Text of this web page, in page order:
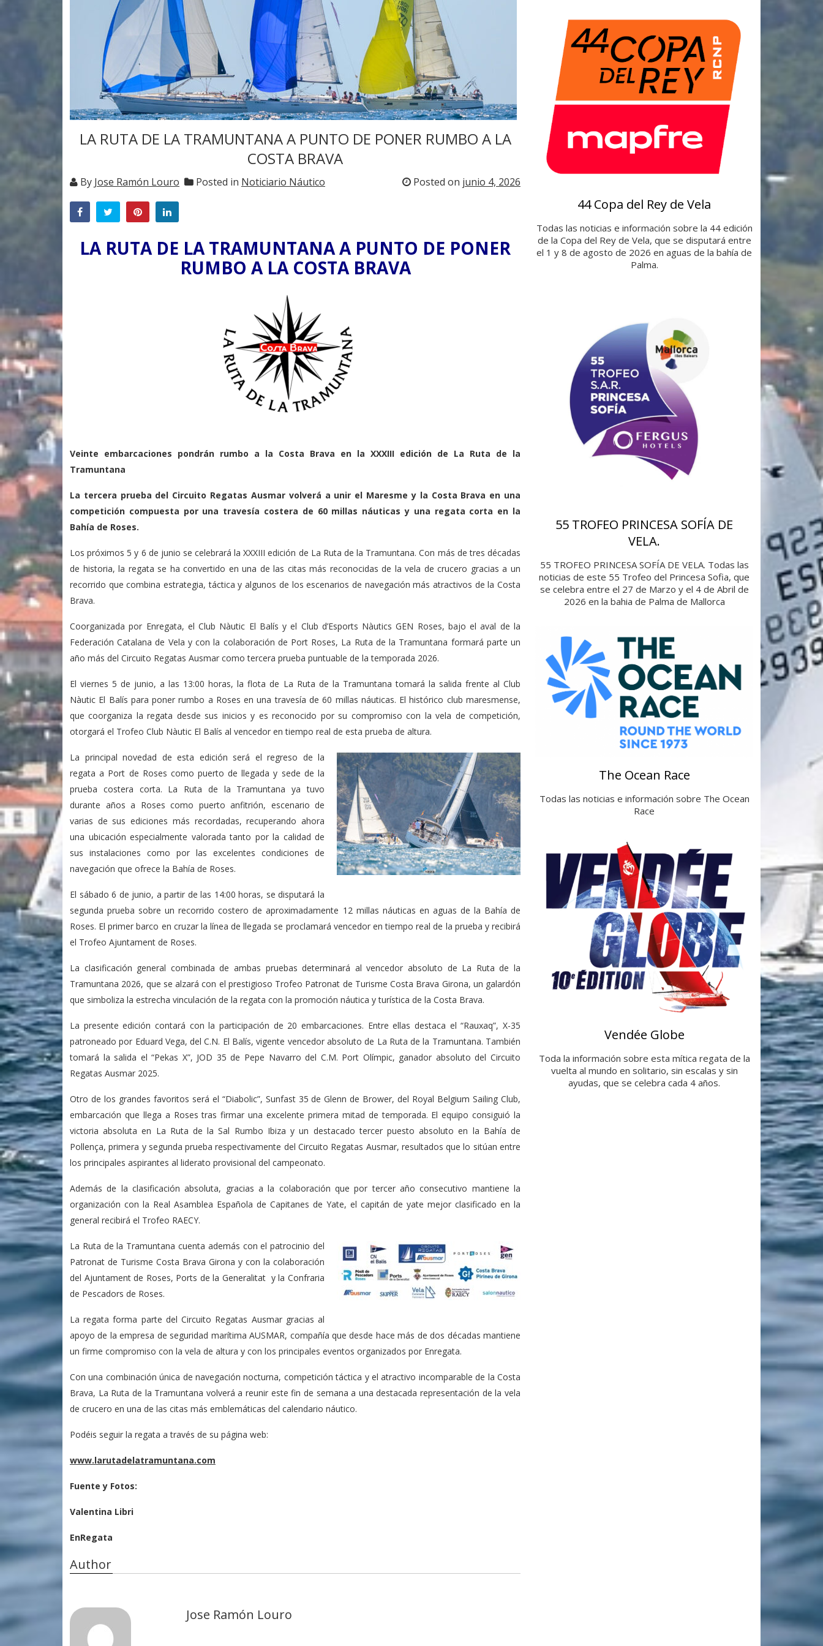
LA RUTA DE LA TRAMUNTANA A PUNTO DE PONER RUMBO A LA
COSTA BRAVA
By Jose Ramón Louro Posted in Noticiario Náutico Posted on junio 4, 2026
LA RUTA DE LA TRAMUNTANA A PUNTO DE PONER
RUMBO A LA COSTA BRAVA
Veinte embarcaciones pondrán rumbo a la Costa Brava en la XXXIII edición de La Ruta de la
Tramuntana
La tercera prueba del Circuito Regatas Ausmar volverá a unir el Maresme y la Costa Brava en una
competición compuesta por una travesía costera de 60 millas náuticas y una regata corta en la
Bahía de Roses.
Los próximos 5 y 6 de junio se celebrará la XXXIII edición de La Ruta de la Tramuntana. Con más de tres décadas
de historia, la regata se ha convertido en una de las citas más reconocidas de la vela de crucero gracias a un
recorrido que combina estrategia, táctica y algunos de los escenarios de navegación más atractivos de la Costa
Brava.
Coorganizada por Enregata, el Club Nàutic El Balís y el Club d’Esports Nàutics GEN Roses, bajo el aval de la
Federación Catalana de Vela y con la colaboración de Port Roses, La Ruta de la Tramuntana formará parte un
año más del Circuito Regatas Ausmar como tercera prueba puntuable de la temporada 2026.
El viernes 5 de junio, a las 13:00 horas, la flota de La Ruta de la Tramuntana tomará la salida frente al Club
Nàutic El Balís para poner rumbo a Roses en una travesía de 60 millas náuticas. El histórico club maresmense,
que coorganiza la regata desde sus inicios y es reconocido por su compromiso con la vela de competición,
otorgará el Trofeo Club Nàutic El Balís al vencedor en tiempo real de esta prueba de altura.
La principal novedad de esta edición será el regreso de la
regata a Port de Roses como puerto de llegada y sede de la
prueba costera corta. La Ruta de la Tramuntana ya tuvo
durante años a Roses como puerto anfitrión, escenario de
varias de sus ediciones más recordadas, recuperando ahora
una ubicación especialmente valorada tanto por la calidad de
sus instalaciones como por las excelentes condiciones de
navegación que ofrece la Bahía de Roses.
El sábado 6 de junio, a partir de las 14:00 horas, se disputará la
segunda prueba sobre un recorrido costero de aproximadamente 12 millas náuticas en aguas de la Bahía de
Roses. El primer barco en cruzar la línea de llegada se proclamará vencedor en tiempo real de la prueba y recibirá
el Trofeo Ajuntament de Roses.
La clasificación general combinada de ambas pruebas determinará al vencedor absoluto de La Ruta de la
Tramuntana 2026, que se alzará con el prestigioso Trofeo Patronat de Turisme Costa Brava Girona, un galardón
que simboliza la estrecha vinculación de la regata con la promoción náutica y turística de la Costa Brava.
La presente edición contará con la participación de 20 embarcaciones. Entre ellas destaca el “Rauxaq”, X-35
patroneado por Eduard Vega, del C.N. El Balís, vigente vencedor absoluto de La Ruta de la Tramuntana. También
tomará la salida el “Pekas X”, JOD 35 de Pepe Navarro del C.M. Port Olímpic, ganador absoluto del Circuito
Regatas Ausmar 2025.
Otro de los grandes favoritos será el “Diabolic”, Sunfast 35 de Glenn de Brower, del Royal Belgium Sailing Club,
embarcación que llega a Roses tras firmar una excelente primera mitad de temporada. El equipo consiguió la
victoria absoluta en La Ruta de la Sal Rumbo Ibiza y un destacado tercer puesto absoluto en la Bahía de
Pollença, primera y segunda prueba respectivamente del Circuito Regatas Ausmar, resultados que lo sitúan entre
los principales aspirantes al liderato provisional del campeonato.
Además de la clasificación absoluta, gracias a la colaboración que por tercer año consecutivo mantiene la
organización con la Real Asamblea Española de Capitanes de Yate, el capitán de yate mejor clasificado en la
general recibirá el Trofeo RAECY.
La Ruta de la Tramuntana cuenta además con el patrocinio del
Patronat de Turisme Costa Brava Girona y con la colaboración
del Ajuntament de Roses, Ports de la Generalitat y la Confraria
de Pescadors de Roses.
La regata forma parte del Circuito Regatas Ausmar gracias al
apoyo de la empresa de seguridad marítima AUSMAR, compañía que desde hace más de dos décadas mantiene
un firme compromiso con la vela de altura y con los principales eventos organizados por Enregata.
Con una combinación única de navegación nocturna, competición táctica y el atractivo incomparable de la Costa
Brava, La Ruta de la Tramuntana volverá a reunir este fin de semana a una destacada representación de la vela
de crucero en una de las citas más emblemáticas del calendario náutico.
Podéis seguir la regata a través de su página web:
www.larutadelatramuntana.com
Fuente y Fotos:
Valentina Libri
EnRegata
Author
Jose Ramón Louro
44 Copa del Rey de Vela
Todas las noticias e información sobre la 44 edición
de la Copa del Rey de Vela, que se disputará entre
el 1 y 8 de agosto de 2026 en aguas de la bahía de
Palma.
55 TROFEO PRINCESA SOFÍA DE
VELA.
55 TROFEO PRINCESA SOFÍA DE VELA. Todas las
noticias de este 55 Trofeo del Princesa Sofia, que
se celebra entre el 27 de Marzo y el 4 de Abril de
2026 en la bahia de Palma de Mallorca
The Ocean Race
Todas las noticias e información sobre The Ocean
Race
Vendée Globe
Toda la información sobre esta mítica regata de la
vuelta al mundo en solitario, sin escalas y sin
ayudas, que se celebra cada 4 años.